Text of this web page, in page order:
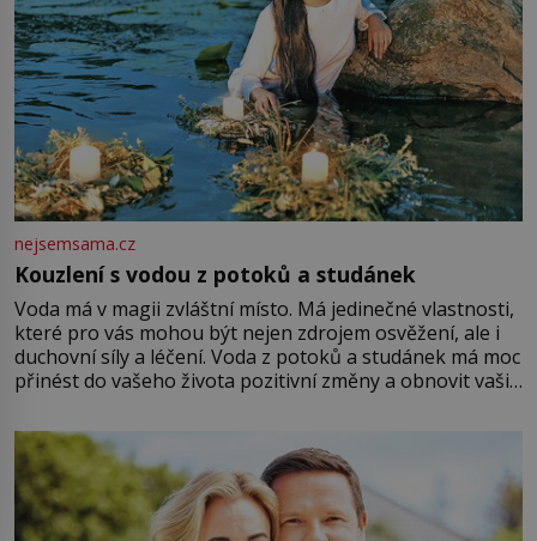
nejsemsama.cz
Kouzlení s vodou z potoků a studánek
Voda má v magii zvláštní místo. Má jedinečné vlastnosti,
které pro vás mohou být nejen zdrojem osvěžení, ale i
duchovní síly a léčení. Voda z potoků a studánek má moc
přinést do vašeho života pozitivní změny a obnovit vaši
můžete obohatit své rituály a přinést do svého života
větší harmonii a klid. Je důležité